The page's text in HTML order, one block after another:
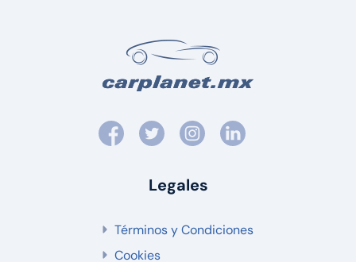
Legales
Términos y Condiciones
Cookies